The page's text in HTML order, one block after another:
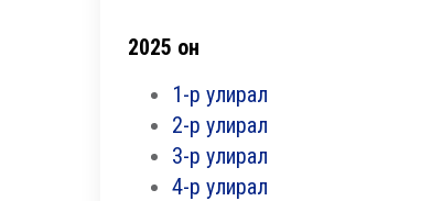
2025 он
1-р улирал
2-р улирал
3-р улирал
4-р улирал